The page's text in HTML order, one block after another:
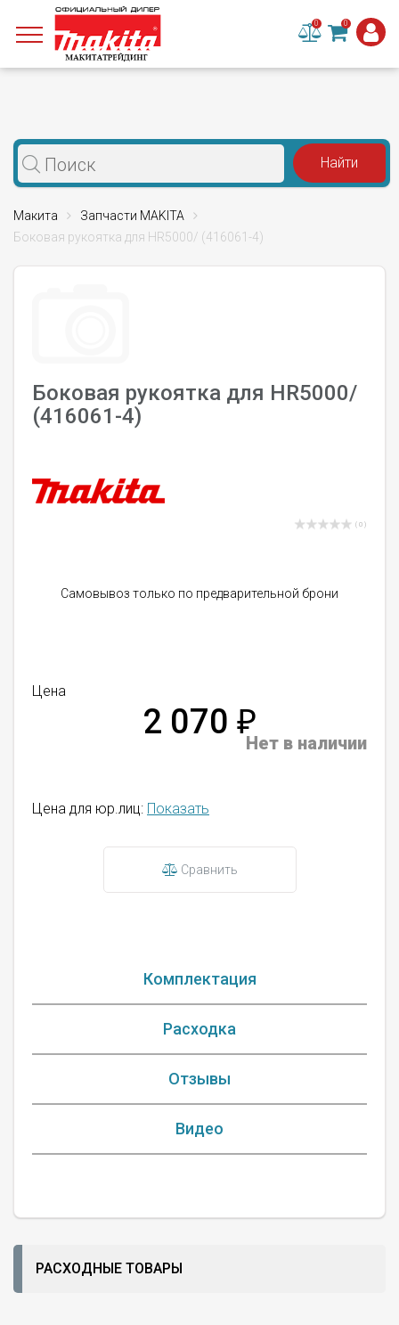
0 0
Макита
Запчасти MAKITA
Боковая рукоятка для HR5000/ (416061-4)
Боковая рукоятка для HR5000/
(416061-4)
( 0 )
Самовывоз только по предварительной брони
Цена
2 070 ₽
Нет в наличии
Цена для юр.лиц: Показать
Сравнить
Комплектация
Расходка
Отзывы
Видео
РАСХОДНЫЕ ТОВАРЫ